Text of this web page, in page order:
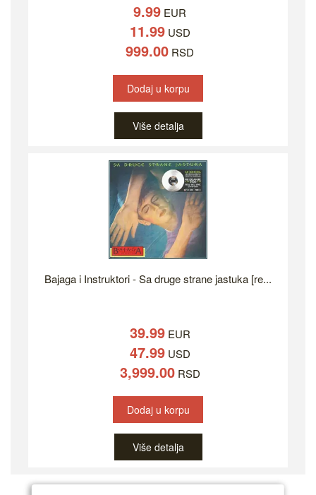
9.99 EUR
11.99USD
999.00 RSD
Dodaj u korpu
Više detalja
Bajaga i Instruktori - Sa druge strane jastuka [re...
39.99EUR
47.99USD
3,999.00RSD
Dodaj u korpu
Više detalja